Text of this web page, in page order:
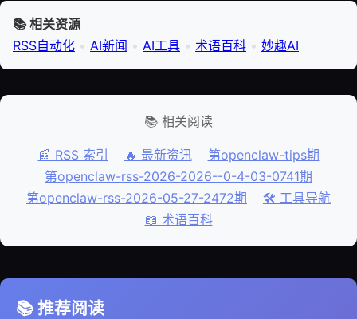
📚 相关资源
RSS自动化 • AI新闻 • AI工具 • 术语百科 • 妙趣AI
📚 相关阅读
📰 RSS 索引 🔥 最新资讯
第openclaw-tips期
第openclaw-rss-2026-2026--0-4-03-0741期
第openclaw-rss-2026-05-27-2472期
🛠️ 工具导航
📖 术语百科
📚 推荐阅读